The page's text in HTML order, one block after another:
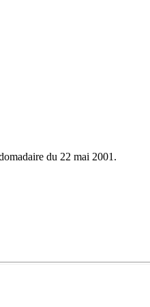
du 22 mai 2001.